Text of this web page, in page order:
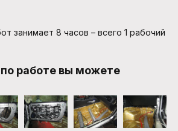
занимает 8 часов – всего 1 рабочий
работе вы можете